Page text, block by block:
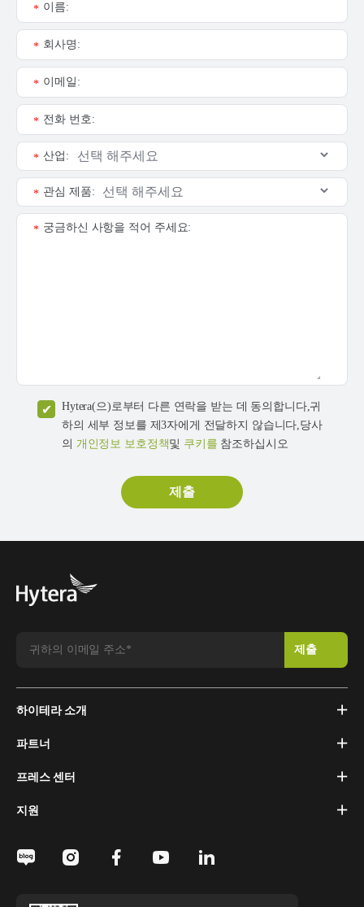
이름:
*
회사명:
*
이메일:
*
전화 번호:
*
산업:
*
관심 제품:
*
궁금하신 사항을 적어 주세요:
*
Hytera(으)로부터 다른 연락을 받는 데 동의합니다,귀
하의 세부 정보를 제3자에게 전달하지 않습니다,당사
의 개인정보 보호정책및 쿠키를 참조하십시오
하이테라 소개
파트너
프레스 센터
지원